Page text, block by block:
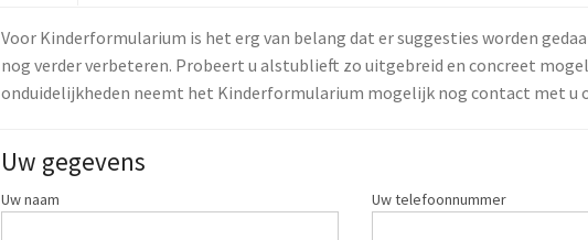
Voor Kinderformularium is het erg van belang dat er suggesties worden
nog verder verbeteren. Probeert u alstublieft zo uitgebreid en concreet
onduidelijkheden neemt het Kinderformularium mogelijk nog contact met u
Uw gegevens
Uw naam Uw telefoonnummer